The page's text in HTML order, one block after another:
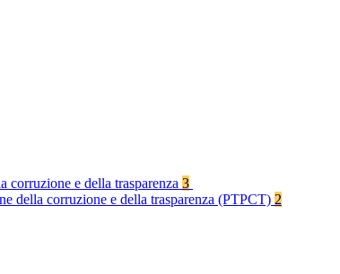
corruzione e della trasparenza 3
della corruzione e della trasparenza (PTPCT) 2